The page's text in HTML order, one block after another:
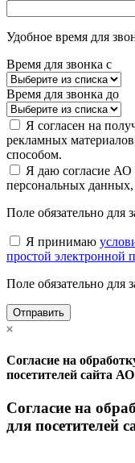
Удобное время для
Время для звонка с
Время для звонка до
Я согласен на
рекламных
способом.
Я даю согласие
персональных
Поле обязательно для
Я принимаю
простой электронной
Поле обязательно для
Отправить
Согласие на
посетителей сайта
Согласие на
для